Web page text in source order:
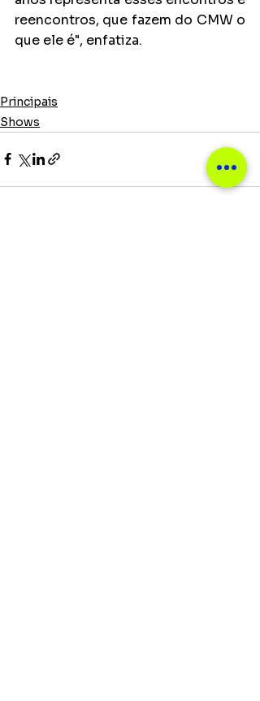
reencontros, que fazem do CMW o
que ele é", enfatiza.
Principais
Shows